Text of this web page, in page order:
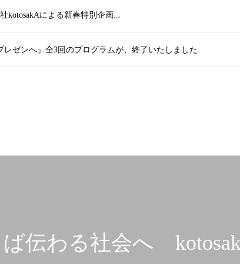
kotosakAによる新春特別企画...
レゼンへ』全3回のプログラムが、終了いたしました
ば伝わる社会へ